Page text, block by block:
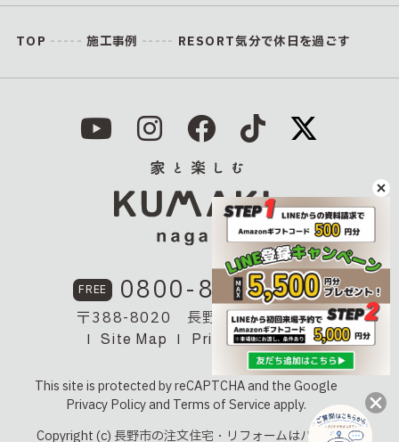
TOP -----施工事例 ----- RESORT気分で休日を過ごす
〒388-8020 長野県長野市神明7
Site Map Privacy Policy
FREE 0800-800-1156
This site is protected by reCAPTCHA and the Google
Privacy Policyand Terms of Serviceapply.
Copyright (c) 長野市の注文住宅・リフォームはハウスメー